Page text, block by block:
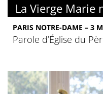
La Vierge Marie
PARIS NOTRE-DAME – 3
Parole d’Église du